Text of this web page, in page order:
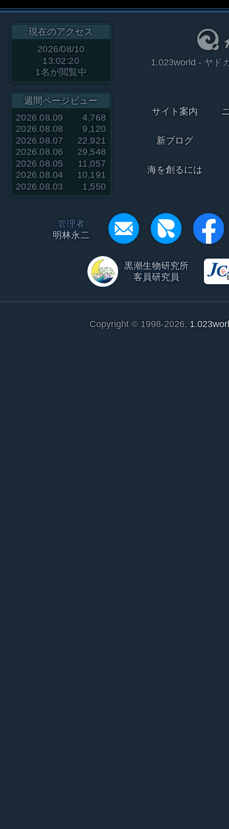
現在のアクセス
2026/08/10
13:02:20
1名が閲覧中
週間ページビュー
2026.08.09
4,768
2026.08.08
9,120
2026.08.07
22,921
2026.08.06
29,548
2026.08.05
11,057
2026.08.04
10,191
2026.08.03
1,550
1.023world - ヤド
サイト案内
新ブログ
海を創るには
管理者
明林永二
黒潮生物研究所
客員研究員
Copyright © 1998-2026,